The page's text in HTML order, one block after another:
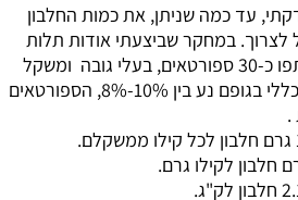
עד כמה שניתן, את כמות החלבון
לצרוך. במחקר שביצעתי אודות תלות
גופנו בצריכת חלבון, השתתפו כ-30 ספורטאים, בעלי גובה ומשקל
כמעט זהים. אחוז השומן הכללי בגופם נע בין 10%-8%, הספורטאים
.